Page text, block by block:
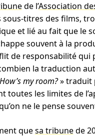
de l’Association
titres des films,
et lié au fait que le
souvent à la
de responsabilité qui
la traduction
How’s my room?» traduit
toutes les limites de
ne le pense
quesa tribunede